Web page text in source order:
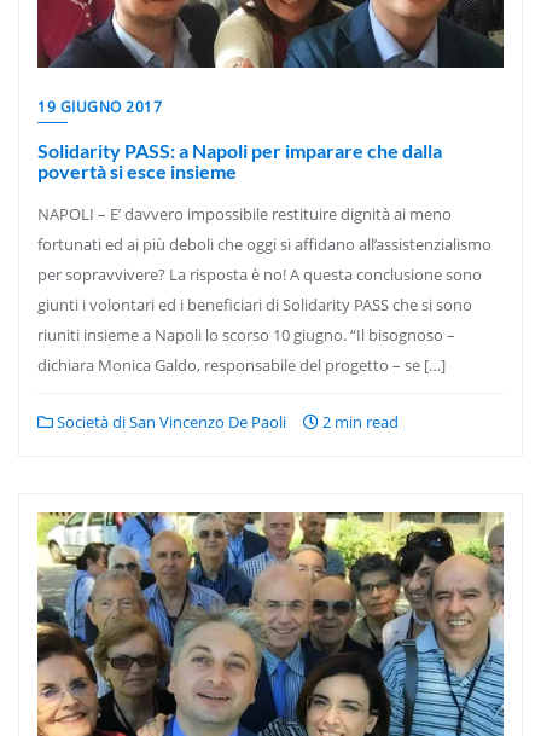
19 GIUGNO 2017
Solidarity PASS: a Napoli per imparare che dalla
povertà si esce insieme
NAPOLI – E’ davvero impossibile restituire dignità ai meno
fortunati ed ai più deboli che oggi si affidano all’assistenzialismo
per sopravvivere? La risposta è no! A questa conclusione sono
giunti i volontari ed i beneficiari di Solidarity PASS che si sono
riuniti insieme a Napoli lo scorso 10 giugno. “Il bisognoso –
dichiara Monica Galdo, responsabile del progetto – se […]
Società di San Vincenzo De Paoli 2 min read